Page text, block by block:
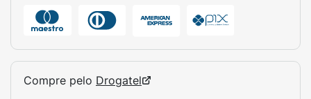
(Praliné).
adicionado.
Peso Líquido:100g.
Compre pelo Drogatel